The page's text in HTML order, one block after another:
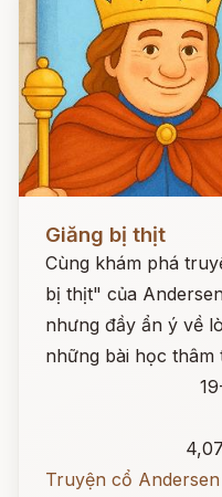
Giăng bị thịt
Cùng khám phá
bị thịt" của
nhưng đầy ẩn ý về
những bài học
Truyện cổ Andersen